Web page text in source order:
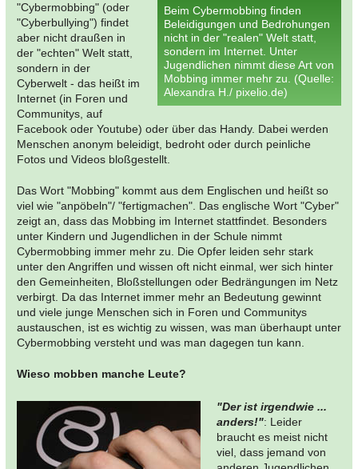
Beim Cybermobbing finden
Beleidigungen und Bedrohungen
nicht in der "realen" Welt statt,
sondern im Internet. Unter
Jugendlichen nimmt diese Art von
Mobbing immer mehr zu. (Quelle:
Alexandra H./ pixelio.de)
"Cybermobbing" (oder
"Cyberbullying") findet
aber nicht draußen in
der "echten" Welt statt,
sondern in der
Cyberwelt - das heißt im
Internet (in Foren und
Communitys, auf
Facebook oder Youtube) oder über das Handy. Dabei werden
Menschen anonym beleidigt, bedroht oder durch peinliche
Fotos und Videos bloßgestellt.
Das Wort "Mobbing" kommt aus dem Englischen und heißt so
viel wie "anpöbeln"/ "fertigmachen". Das englische Wort "Cyber"
zeigt an, dass das Mobbing im Internet stattfindet. Besonders
unter Kindern und Jugendlichen in der Schule nimmt
Cybermobbing immer mehr zu. Die Opfer leiden sehr stark
unter den Angriffen und wissen oft nicht einmal, wer sich hinter
den Gemeinheiten, Bloßstellungen oder Bedrängungen im Netz
verbirgt. Da das Internet immer mehr an Bedeutung gewinnt
und viele junge Menschen sich in Foren und Communitys
austauschen, ist es wichtig zu wissen, was man überhaupt unter
Cybermobbing versteht und was man dagegen tun kann.
Wieso mobben manche Leute?
"Der ist irgendwie ...
anders!": Leider
braucht es meist nicht
viel, dass jemand von